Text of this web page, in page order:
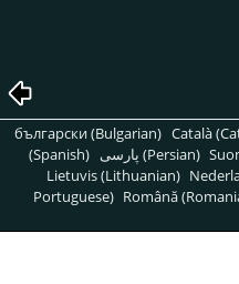
български (Bulgarian) Català
(Spanish)
پارسی (Persian)
Lietuvis (Lithuanian)
Portuguese) Română